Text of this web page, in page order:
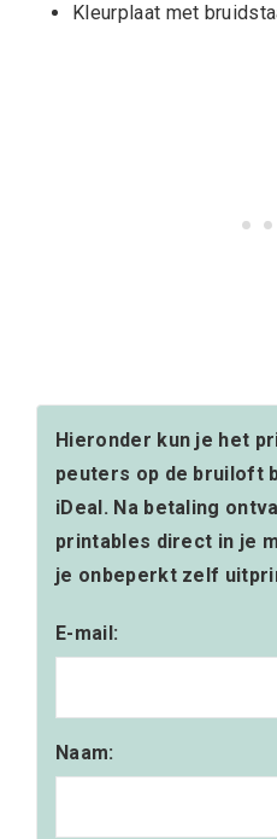
Kleurplaat met
Hieronder kun je het
peuters op de bruiloft
iDeal. Na betaling
printables direct in je
je onbeperkt zelf
E-mail:
Naam: